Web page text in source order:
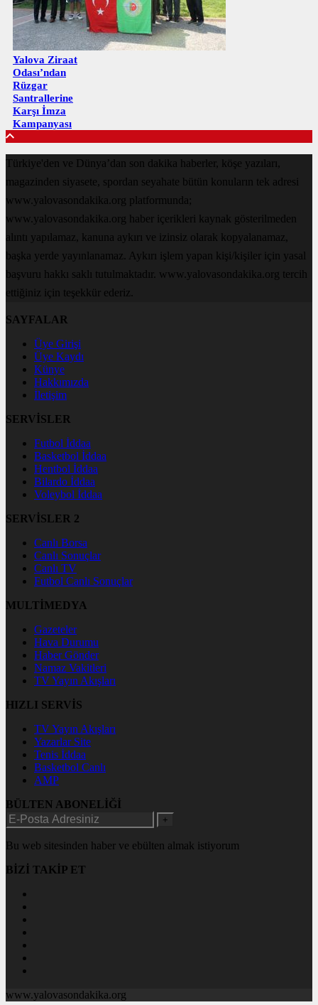
Yalova Ziraat
Odası’ndan
Rüzgar
Santrallerine
Karşı İmza
Kampanyası
Türkiye'den ve Dünya’dan son dakika haberler, köşe yazıları,
magazinden siyasete, spordan seyahate bütün konuların tek adresi
www.yalovasondakika.org platformunda;
www.yalovasondakika.org haber içerikleri kaynak gösterilmeden
alıntı yapılamaz, kanuna aykırı ve izinsiz olarak kopyalanamaz,
başka yerde yayınlanamaz. Aykırı işlem yapan kişi/kişiler için yasal
başvuru hakkı saklı tutulmaktadır. www.yalovasondakika.org tercih
ettiğiniz için teşekkür ederiz.
SAYFALAR
Üye Girişi
Üye Kaydı
Künye
Hakkımızda
İletişim
SERVİSLER
Futbol İddaa
Basketbol İddaa
Hentbol İddaa
Bilardo İddaa
Voleybol İddaa
SERVİSLER 2
Canlı Borsa
Canlı Sonuçlar
Canlı TV
Futbol Canlı Sonuçlar
MULTİMEDYA
Gazeteler
Hava Durumu
Haber Gönder
Namaz Vakitleri
TV Yayın Akışları
HIZLI SERVİS
TV Yayın Akışları
Yazarlar Site
Tenis İddaa
Basketbol Canlı
AMP
BÜLTEN ABONELİĞİ
+
Bu web sitesinden haber ve ebülten almak istiyorum
BİZİ TAKİP ET
www.yalovasondakika.org